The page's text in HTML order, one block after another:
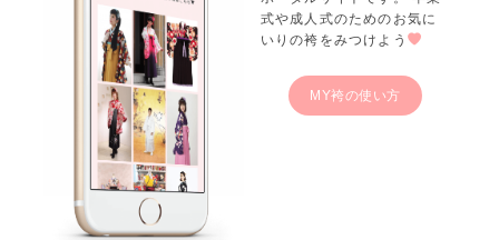
式や成人式のためのお気に
いりの袴をみつけよう
MY袴の使い方